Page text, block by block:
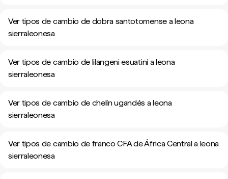
Ver tipos de cambio de dobra santotomense a leona
sierraleonesa
Ver tipos de cambio de lilangeni esuatiní a leona
sierraleonesa
Ver tipos de cambio de chelín ugandés a leona
sierraleonesa
Ver tipos de cambio de franco CFA de África Central a leona
sierraleonesa